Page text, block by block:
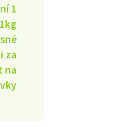
1
za
na